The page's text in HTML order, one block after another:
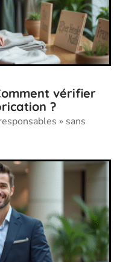
vérifier
?
» sans